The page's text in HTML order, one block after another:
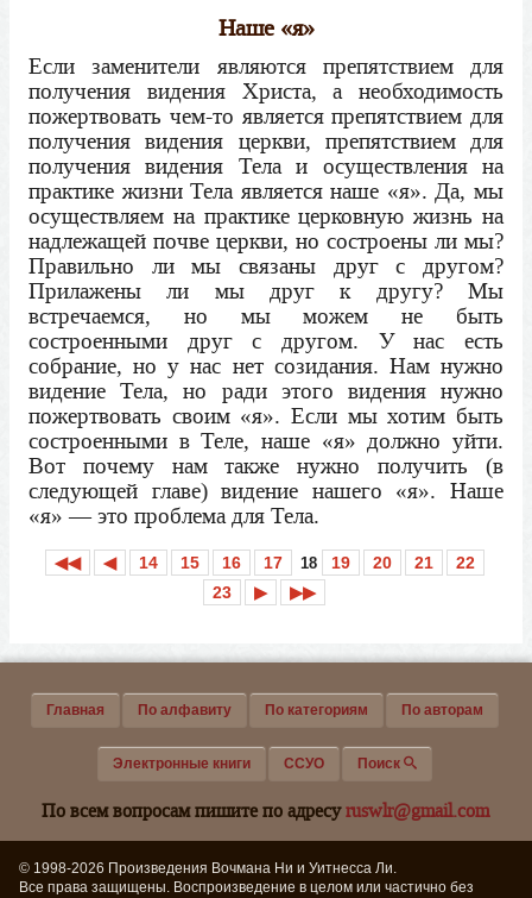
Наше «я»
Если заменители являются препятствием для
получения видения Христа, а необходимость
пожертвовать чем-то является препятствием для
получения видения церкви, препятствием для
получения видения Тела и осуществления на
практике жизни Тела является наше «я». Да, мы
осуществляем на практике церковную жизнь на
надлежащей почве церкви, но состроены ли мы?
Правильно ли мы связаны друг с другом?
Прилажены ли мы друг к другу? Мы
встречаемся, но мы можем не быть
состроенными друг с другом. У нас есть
собрание, но у нас нет созидания. Нам нужно
видение Тела, но ради этого видения нужно
пожертвовать своим «я». Если мы хотим быть
состроенными в Теле, наше «я» должно уйти.
Вот почему нам также нужно получить (в
следующей главе) видение нашего «я». Наше
«я» — это проблема для Тела.
◀◀ ◀ 14 15 16 17 18 19 20 21
22
23
▶ ▶▶
Главная По алфавиту По категориям По авторам
Электронные книги ССУО Поиск
По всем вопросам пишите по адресуruswlr@gmail.com
© 1998-2026 Произведения Вочмана Ни и Уитнесса Ли.
Все права защищены. Воспроизведение в целом или частично без